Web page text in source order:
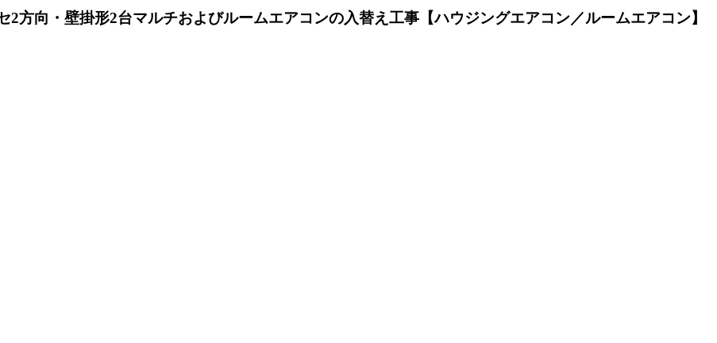
方向・壁掛形2台マルチおよびルームエアコンの入替え工事【ハウジングエアコン／ルームエアコン】